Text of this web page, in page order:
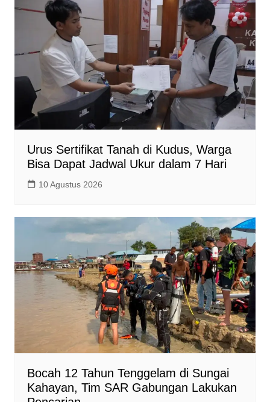
Urus Sertifikat Tanah di Kudus, Warga
Bisa Dapat Jadwal Ukur dalam 7 Hari
10 Agustus 2026
Bocah 12 Tahun Tenggelam di Sungai
Kahayan, Tim SAR Gabungan Lakukan